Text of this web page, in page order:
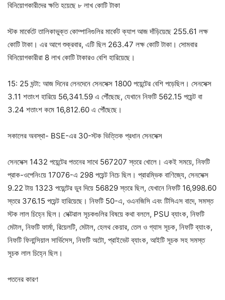
বিনিয়োগকারীদের ক্ষতি হয়েছে ৮ লাখ কোটি টাকা
স্টক মার্কেটে তালিকাভুক্ত কোম্পানিগুলির মার্কেট ক্যাপ আজ দাঁড়িয়েছে 255.61 লক্ষ
কোটি টাকা। এর আগে শুক্রবার, এটি ছিল 263.47 লক্ষ কোটি টাকা। সোমবার
বিনিয়োগকারীরা 8 লাখ কোটি টাকারও বেশি হারিয়েছে।
15: 25 ঘন্টা: আজ দিনের লেনদেনে সেনসেক্স 1800 পয়েন্টের বেশি পড়েছিল। সেনসেক্স
3.11 শতাংশ হারিয়ে 56,341.59 এ পৌঁছেছে, যেখানে নিফটি 562.15 পয়েন্ট বা
3.24 শতাংশ কমে 16,812.60 এ পৌঁছেছে।
সকালের অবস্থা- BSE-এর 30-স্টক ভিত্তিক প্রধান সেনসেক্স
সেনসেক্স 1432 পয়েন্টের পতনের সাথে 567207 স্তরে খোলে। একই সময়ে, নিফটি
প্রাক-ওপেনিংয়ে 17076-এ 298 পয়েন্ট নিচে ছিল। প্রারম্ভিক বাণিজ্যে, সেনসেক্স
9.22 টায় 1323 পয়েন্টের ডুব দিয়ে 56829 স্তরে ছিল, যেখানে নিফটি 16,998.60
স্তরে 376.15 পয়েন্ট হারিয়েছে। নিফটি 50-এ, ওএনজিসি এবং টিসিএস বাদে, সমস্ত
স্টক লাল চিহ্নে ছিল। সেক্টরাল সূচকগুলির বিষয়ে কথা বললে, PSU ব্যাংক, নিফটি
মেটাল, নিফটি ফার্মা, রিয়েলটি, মেটাল, হেলথ কেয়ার, তেল ও গ্যাস সূচক, নিফটি ব্যাংক,
নিফটি ফিনান্সিয়াল সার্ভিসেস, নিফটি অটো, প্রাইভেট ব্যাংক, আইটি সূচক সহ সমস্ত
সূচক লাল চিহ্নে ছিল।
পতনের কারণ